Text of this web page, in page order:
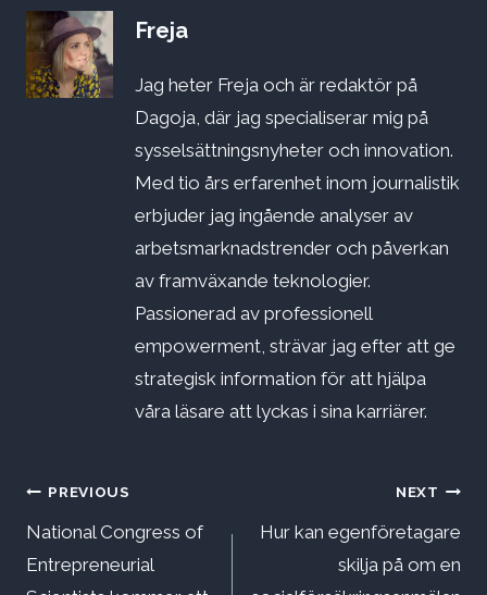
Freja
Jag heter Freja och är redaktör på
Dagoja, där jag specialiserar mig på
sysselsättningsnyheter och innovation.
Med tio års erfarenhet inom journalistik
erbjuder jag ingående analyser av
arbetsmarknadstrender och påverkan
av framväxande teknologier.
Passionerad av professionell
empowerment, strävar jag efter att ge
strategisk information för att hjälpa
våra läsare att lyckas i sina karriärer.
Inläggsnavigering
PREVIOUS
National Congress of
Entrepreneurial
NEXT
Hur kan egenföretagare
skilja på om en